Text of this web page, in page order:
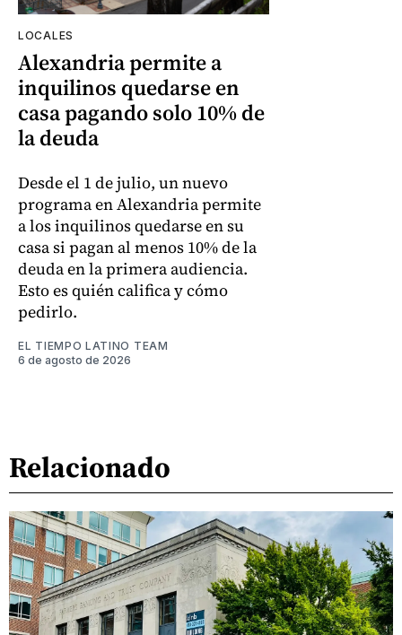
LOCALES
Alexandria permite a
inquilinos quedarse en
casa pagando solo 10% de
la deuda
Desde el 1 de julio, un nuevo
programa en Alexandria permite
a los inquilinos quedarse en su
casa si pagan al menos 10% de la
deuda en la primera audiencia.
Esto es quién califica y cómo
pedirlo.
EL TIEMPO LATINO TEAM
6 de agosto de 2026
Relacionado